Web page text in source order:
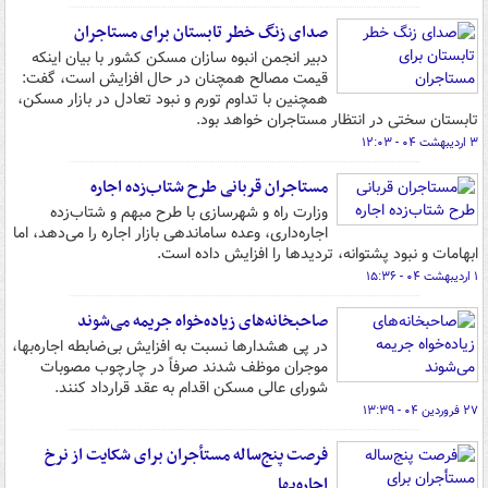
صدای زنگ خطر تابستان برای مستاجران
دبیر انجمن انبوه سازان مسکن کشور با بیان اینکه
قیمت مصالح همچنان در حال افزایش است، گفت:
همچنین با تداوم تورم و نبود تعادل در بازار مسکن،
تابستان سختی در انتظار مستاجران خواهد بود.
۳ اردیبهشت ۰۴ - ۱۲:۰۳
مستاجران قربانی طرح شتاب‌زده اجاره
وزارت راه و شهرسازی با طرح مبهم و شتاب‌زده
اجاره‌داری، وعده ساماندهی بازار اجاره را می‌دهد، اما
ابهامات و نبود پشتوانه، تردیدها را افزایش داده است.
۱ اردیبهشت ۰۴ - ۱۵:۳۶
صاحبخانه‌های زیاده‌خواه جریمه می‌شوند
در پی هشدارها نسبت به افزایش بی‌ضابطه اجاره‌بها،
موجران موظف شدند صرفاً در چارچوب مصوبات
شورای عالی مسکن اقدام به عقد قرارداد کنند.
۲۷ فروردین ۰۴ - ۱۳:۳۹
فرصت پنج‌ساله مستأجران برای شکایت از نرخ